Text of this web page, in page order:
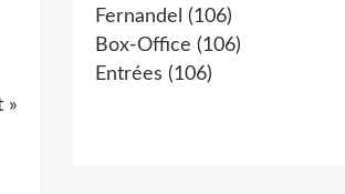
»
Fernandel (106)
Box-Office (106)
Entrées (106)